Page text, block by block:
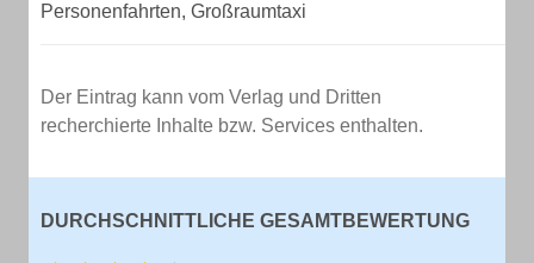
Personenfahrten, Großraumtaxi
Der Eintrag kann vom Verlag und Dritten
recherchierte Inhalte bzw. Services enthalten.
DURCHSCHNITTLICHE GESAMTBEWERTUNG